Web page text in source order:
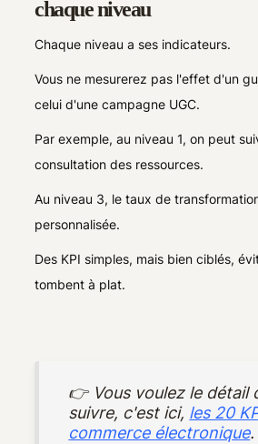
chaque niveau
Chaque niveau a ses indicateurs.
Vous ne mesurerez pas l'effet d'un
celui d'une campagne UGC.
Par exemple, au niveau 1, on peut
consultation des ressources.
Au niveau 3, le taux de
personnalisée.
Des KPI simples, mais bien ciblés,
tombent à plat.
👉 Vous voulez le détail
suivre, c'est ici, les 20
commerce électronique.